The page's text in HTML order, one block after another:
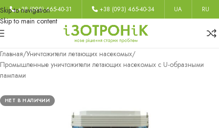
Skip to navigation
Skip to main content
+38 (098) 465-40-31 +38 (093) 465-40-34 UA RU
Главная/Уничтожители летающих насекомых/
Промышленные уничтожители летающих насекомых с U-образными
лампами
НЕТ В НАЛИЧИИ